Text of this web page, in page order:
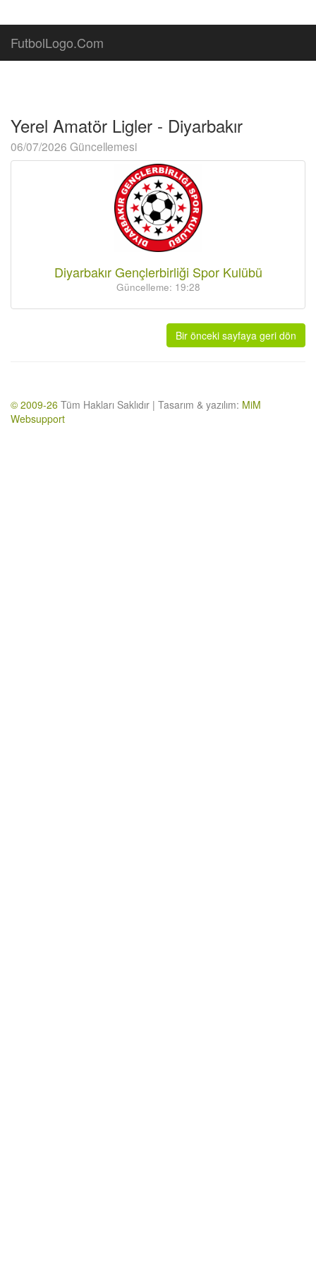
FutbolLogo.Com
Yerel Amatör Ligler - Diyarbakır
06/07/2026 Güncellemesi
Diyarbakır Gençlerbirliği Spor Kulübü
Güncelleme: 19:28
Bir önceki sayfaya geri dön
© 2009-26 Tüm Hakları Saklıdır | Tasarım & yazılım: MiM
Websupport